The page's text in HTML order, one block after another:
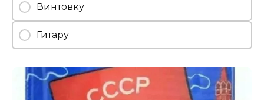
Винтовку
Гитару